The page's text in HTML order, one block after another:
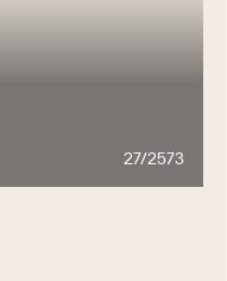
27/2573